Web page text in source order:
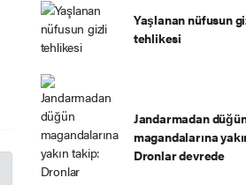
Yaşlanan nüfusun
tehlikesi
Jandarmadan
magandalarına
Dronlar devrede